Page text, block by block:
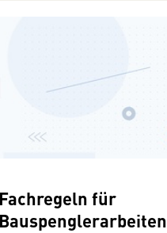
Fachregeln für
Bauspenglerarbeiten